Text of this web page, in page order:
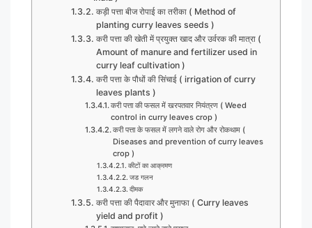
कड़ी पत्ता बीज रोपाई का तरीका ( Method of
planting curry leaves seeds )
करी पत्ता की खेती में प्रयुक्त खाद और उर्वरक की मात्रा (
Amount of manure and fertilizer used in
curry leaf cultivation )
करी पत्ता के पौधों की सिंचाई ( irrigation of curry
leaves plants )
करी पत्ता की फसल में खरपतवार नियंत्रण ( Weed
control in curry leaves crop )
करी पत्ता के फसल में लगने वाले रोग और रोकथाम (
Diseases and prevention of curry leaves
crop )
कीटों का आक्रमण
जड गलन
दीमक
करी पत्ता की पैदावार और मुनाफा ( Curry leaves
yield and profit )